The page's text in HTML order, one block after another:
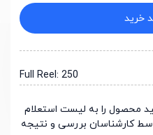
خرید
Full Reel: 250
محصول را به لیست استعلام
کارشناسان بررسی و نتیجه